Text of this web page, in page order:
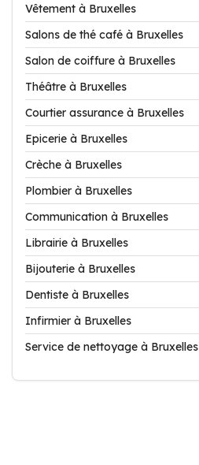
Vêtement à Bruxelles
Salons de thé café à Bruxelles
Salon de coiffure à Bruxelles
Théâtre à Bruxelles
Courtier assurance à Bruxelles
Epicerie à Bruxelles
Crèche à Bruxelles
Plombier à Bruxelles
Communication à Bruxelles
Librairie à Bruxelles
Bijouterie à Bruxelles
Dentiste à Bruxelles
Infirmier à Bruxelles
Service de nettoyage à Bruxelles